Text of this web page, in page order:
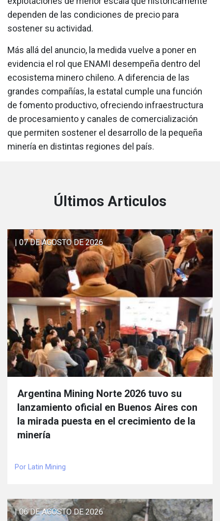
dependen de las condiciones de precio para
sostener su actividad.
Más allá del anuncio, la medida vuelve a poner en
evidencia el rol que ENAMI desempeña dentro del
ecosistema minero chileno. A diferencia de las
grandes compañías, la estatal cumple una función
de fomento productivo, ofreciendo infraestructura
de procesamiento y canales de comercialización
que permiten sostener el desarrollo de la pequeña
minería en distintas regiones del país.
Últimos Articulos
| 07 DE AGOSTO DE 2026
Argentina Mining Norte 2026 tuvo su
lanzamiento oficial en Buenos Aires con
la mirada puesta en el crecimiento de la
minería
Por Latin Mining
| 06 DE AGOSTO DE 2026